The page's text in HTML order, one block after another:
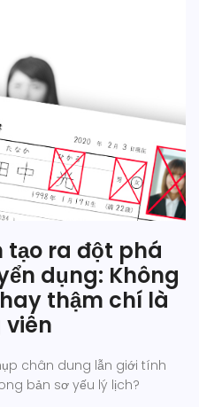
tạo ra đột phá
dụng: Không
thậm chí là
chân dung lẫn giới tính
bản sơ yếu lý lịch?